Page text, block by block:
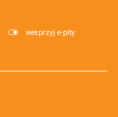
wesprzyj e-pity